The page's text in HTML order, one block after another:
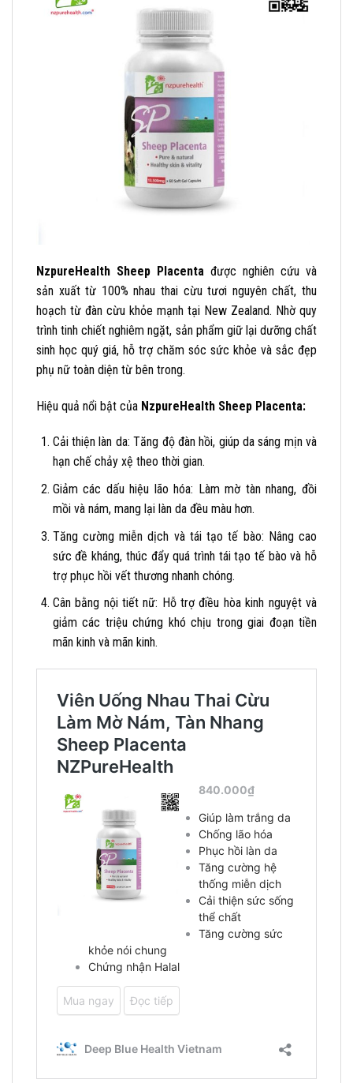
NzpureHealth Sheep Placenta được nghiên cứu và
sản xuất từ 100% nhau thai cừu tươi nguyên chất, thu
hoạch từ đàn cừu khỏe mạnh tại New Zealand. Nhờ quy
trình tinh chiết nghiêm ngặt, sản phẩm giữ lại dưỡng chất
sinh học quý giá, hỗ trợ chăm sóc sức khỏe và sắc đẹp
phụ nữ toàn diện từ bên trong.
Hiệu quả nổi bật của NzpureHealth Sheep Placenta:
Cải thiện làn da: Tăng độ đàn hồi, giúp da sáng mịn và
hạn chế chảy xệ theo thời gian.
Giảm các dấu hiệu lão hóa: Làm mờ tàn nhang, đồi
mồi và nám, mang lại làn da đều màu hơn.
Tăng cường miễn dịch và tái tạo tế bào: Nâng cao
sức đề kháng, thúc đẩy quá trình tái tạo tế bào và hỗ
trợ phục hồi vết thương nhanh chóng.
Cân bằng nội tiết nữ: Hỗ trợ điều hòa kinh nguyệt và
giảm các triệu chứng khó chịu trong giai đoạn tiền
mãn kinh và mãn kinh.